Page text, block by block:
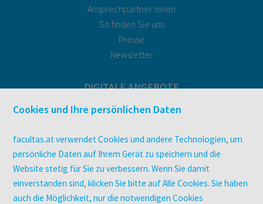
Ansprechpartner:innen
So finden Sie uns
Presse
Newsletter
DIGITALE ANGEBOTE
Überblick
utb elibrary
E-Books
facultas Club
UNTERNEHMEN
Cookies und Ihre persönlichen Daten
facultas.at verwendet Cookies und andere Technologien, um
persönliche Daten auf Ihrem Gerät zu speichern und die
Website stetig für Sie zu verbessern. Wenn Sie damit
einverstanden sind, klicken Sie bitte auf Alle Cookies. Sie haben
auch die Möglichkeit, nur die notwendigen Cookies